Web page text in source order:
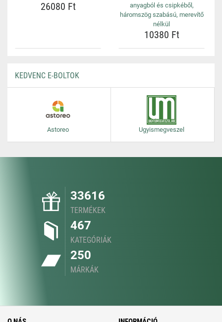
26080 Ft
anyagból és csipkéből,
háromszög szabású, merevítő
nélkül
10380 Ft
KEDVENC E-BOLTOK
Astoreo Ugyismegveszel
33616
TERMÉKEK
467
KATEGÓRIÁK
250
MÁRKÁK